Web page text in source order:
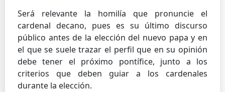
Será relevante la homilía que pronuncie el
cardenal decano, pues es su último discurso
público antes de la elección del nuevo papa y en
el que se suele trazar el perfil que en su opinión
debe tener el próximo pontífice, junto a los
criterios que deben guiar a los cardenales
durante la elección.